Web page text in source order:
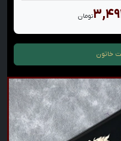
تومان
خاتون